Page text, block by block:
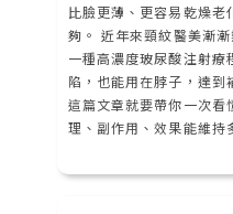
比臉更薄、更容易乾燥
夠。 近年來頸紋醫美漸
一種高濃度玻尿酸注射療
陷，也能用在脖子，達到
這篇文章就要帶你一次看
理、副作用、效果能維持